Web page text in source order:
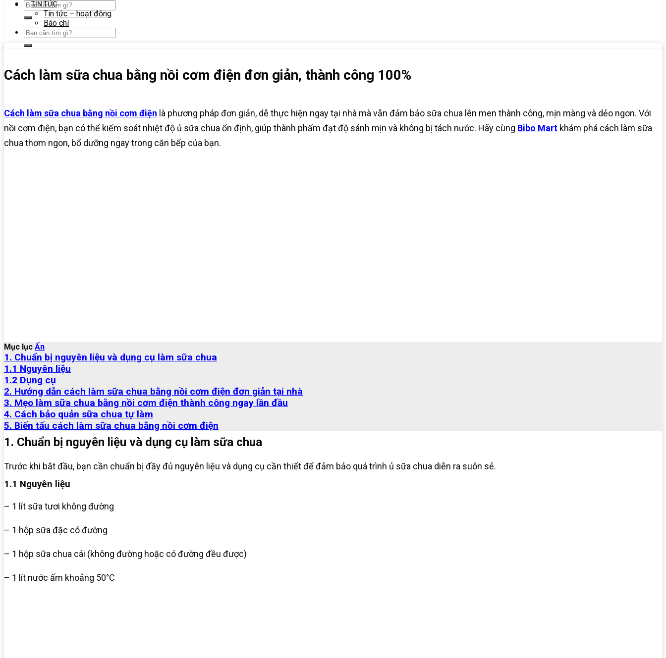
TIN TỨC
Tin tức – hoạt động
Báo chí
Cách làm sữa chua bằng nồi cơm điện đơn giản, thành công 100%
Cách làm sữa chua bằng nồi cơm điện là phương pháp đơn giản, dễ thực hiện ngay tại nhà mà vẫn đảm bảo sữa chua lên men thành công, mịn màng và dẻo ngon. Với
nồi cơm điện, bạn có thể kiểm soát nhiệt độ ủ sữa chua ổn định, giúp thành phẩm đạt độ sánh mịn và không bị tách nước. Hãy cùng Bibo Mart khám phá cách làm sữa
chua thơm ngon, bổ dưỡng ngay trong căn bếp của bạn.
Mục lục Ẩn
1. Chuẩn bị nguyên liệu và dụng cụ làm sữa chua
1.1 Nguyên liệu
1.2 Dụng cụ
2. Hướng dẫn cách làm sữa chua bằng nồi cơm điện đơn giản tại nhà
3. Mẹo làm sữa chua bằng nồi cơm điện thành công ngay lần đầu
4. Cách bảo quản sữa chua tự làm
5. Biến tấu cách làm sữa chua bằng nồi cơm điện
1. Chuẩn bị nguyên liệu và dụng cụ làm sữa chua
Trước khi bắt đầu, bạn cần chuẩn bị đầy đủ nguyên liệu và dụng cụ cần thiết để đảm bảo quá trình ủ sữa chua diễn ra suôn sẻ.
1.1 Nguyên liệu
– 1 lít sữa tươi không đường
– 1 hộp sữa đặc có đường
– 1 hộp sữa chua cái (không đường hoặc có đường đều được)
– 1 lít nước ấm khoảng 50°C